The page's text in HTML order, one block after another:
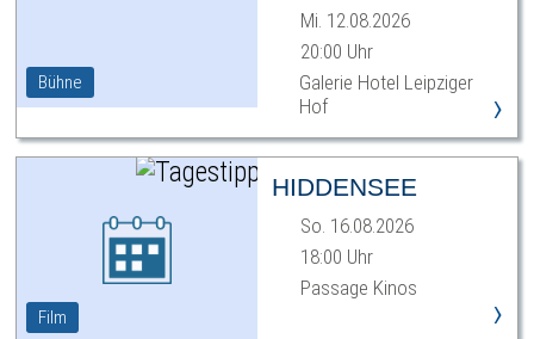
Bühne
Mi. 12.08.2026
20:00 Uhr
Galerie Hotel Leipziger
Hof
›
Film
HIDDENSEE
So. 16.08.2026
18:00 Uhr
Passage Kinos
›